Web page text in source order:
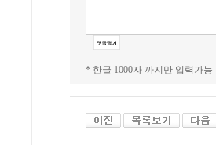
* 한글 1000자 까지만 입력가